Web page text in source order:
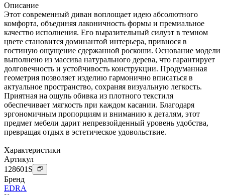
Описание
Этот современный диван воплощает идею абсолютного
комфорта, объединяя лаконичность формы и премиальное
качество исполнения. Его выразительный силуэт в темном
цвете становится доминантой интерьера, привнося в
гостиную ощущение сдержанной роскоши. Основание модели
выполнено из массива натурального дерева, что гарантирует
долговечность и устойчивость конструкции. Продуманная
геометрия позволяет изделию гармонично вписаться в
актуальное пространство, сохраняя визуальную легкость.
Приятная на ощупь обивка из плотного текстиля
обеспечивает мягкость при каждом касании. Благодаря
эргономичным пропорциям и вниманию к деталям, этот
предмет мебели дарит непревзойденный уровень удобства,
превращая отдых в эстетическое удовольствие.
Характеристики
Артикул
128601 S
Бренд
EDRA